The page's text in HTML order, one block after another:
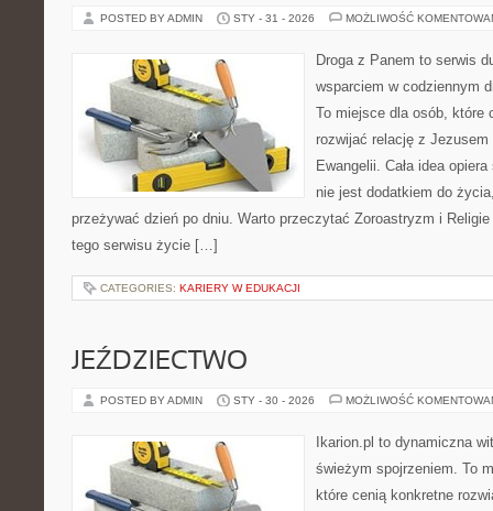
POSTED BY ADMIN STY - 31 - 2026 MOŻLIWOŚĆ
Droga z Panem to serwis
wsparciem w codziennym
To miejsce dla osób, które
rozwijać relację z
Ewangelii. Cała idea
nie jest dodatkiem do
przeżywać dzień po dniu. Warto przeczytać Zoroastryzm i Religie
tego serwisu życie […]
CATEGORIES: KARIERY W EDUKACJI
JEŹDZIECTWO
POSTED BY ADMIN STY - 30 - 2026 MOŻLIWOŚĆ
Ikarion.pl to dynamiczna
świeżym spojrzeniem. To
które cenią konkretne